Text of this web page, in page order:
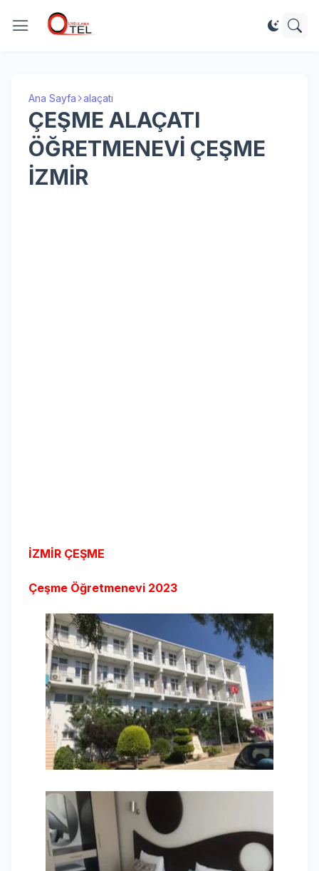
Ana Sayfa alaçatı
ÇEŞME ALAÇATI
ÖĞRETMENEVİ ÇEŞME
İZMİR
İZMİR ÇEŞME
Çeşme Öğretmenevi 2023